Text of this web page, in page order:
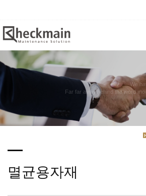
We
Far far away,behind the word
멸균용자재